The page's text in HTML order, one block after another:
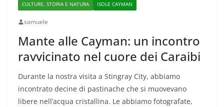
CULTURE, STORIA E NATURA ISOLE CAYMAN
samuele
Mante alle Cayman: un incontro
ravvicinato nel cuore dei Caraibi
Durante la nostra visita a Stingray City, abbiamo
incontrato decine di pastinache che si muovevano
libere nell’acqua cristallina. Le abbiamo fotografate,